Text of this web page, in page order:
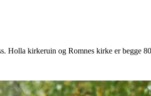
Holla kirkeruin og Romnes kirke er begge